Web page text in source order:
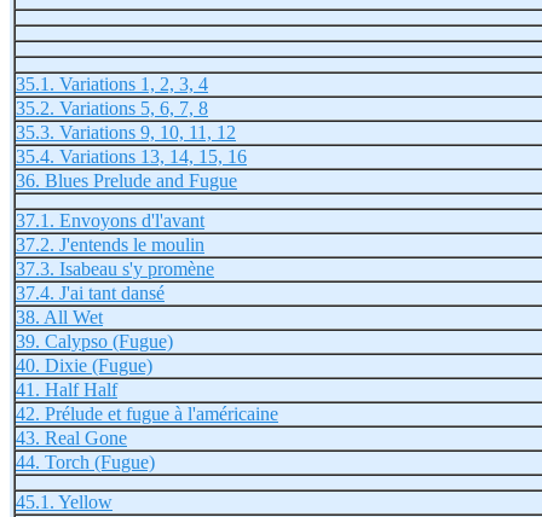
35.1. Variations 1, 2, 3, 4
35.2. Variations 5, 6, 7, 8
35.3. Variations 9, 10, 11, 12
35.4. Variations 13, 14, 15, 16
36. Blues Prelude and Fugue
37.1. Envoyons d'l'avant
37.2. J'entends le moulin
37.3. Isabeau s'y promène
37.4. J'ai tant dansé
38. All Wet
39. Calypso (Fugue)
40. Dixie (Fugue)
41. Half Half
42. Prélude et fugue à l'américaine
43. Real Gone
44. Torch (Fugue)
45.1. Yellow